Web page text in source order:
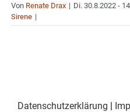
Von Renate Drax | Di. 30.8.2022 -
Sirene |
Datenschutzerklärung |